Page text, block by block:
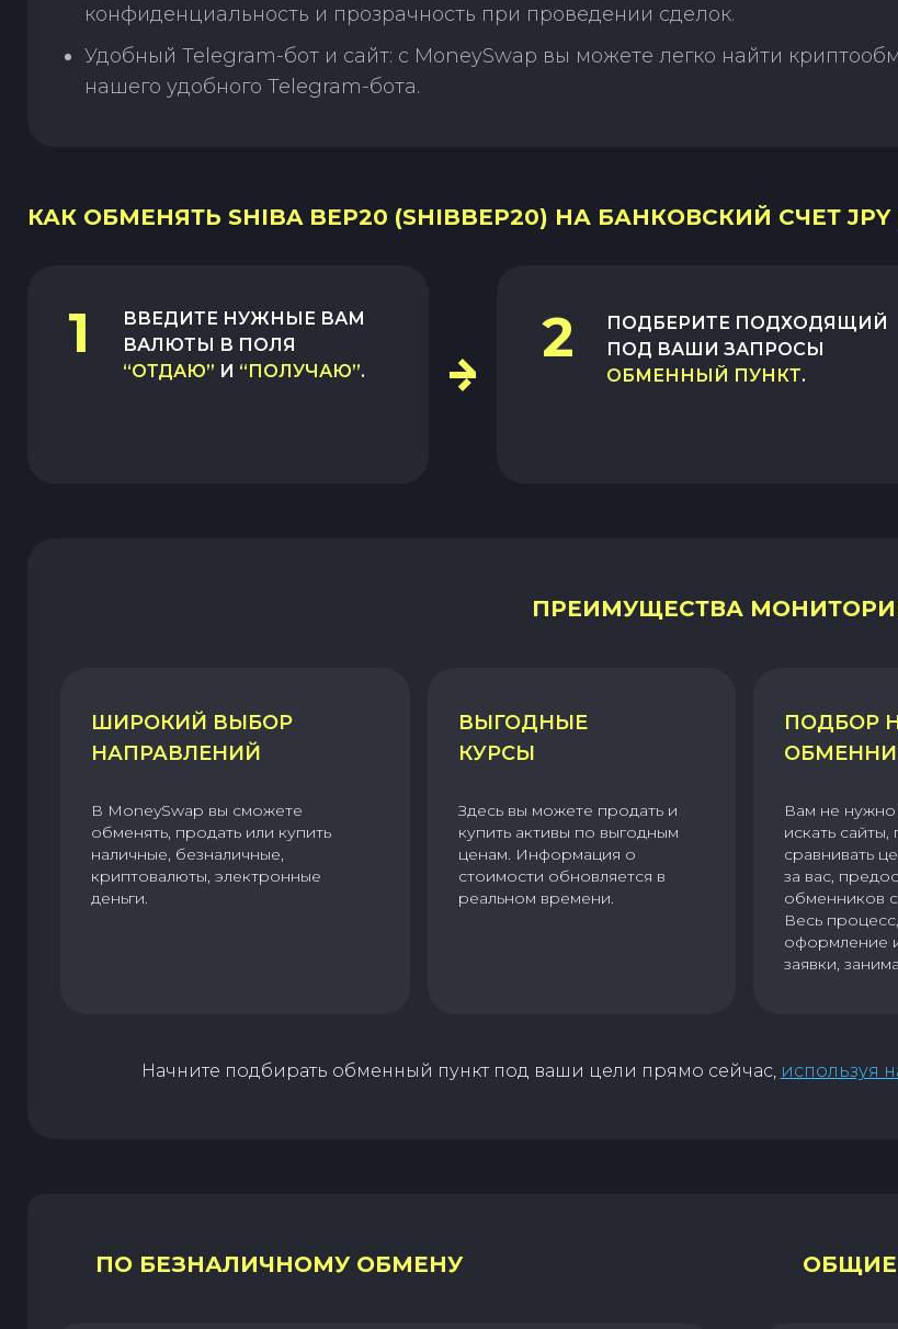
конфиденциальность и прозрачность при проведении сделок.
Удобный Telegram-бот и сайт: с MoneySwap вы можете легко найти
нашего удобного Telegram-бота.
КАК ОБМЕНЯТЬ SHIBA BEP20 (SHIBBEP20) НА БАНКОВСКИЙ СЧЕТ JPY
1
ВВЕДИТЕ НУЖНЫЕ ВАМ
ВАЛЮТЫ В ПОЛЯ
“ОТДАЮ” И “ПОЛУЧАЮ”.
2
ПОДБЕРИТЕ ПОДХОДЯЩИЙ
ПОД ВАШИ ЗАПРОСЫ
ОБМЕННЫЙ ПУНКТ.
ПРЕИМУЩЕСТВА
ШИРОКИЙ ВЫБОР
НАПРАВЛЕНИЙ
В MoneySwap вы сможете
обменять, продать или купить
наличные, безналичные,
криптовалюты, электронные
деньги.
ВЫГОДНЫЕ
КУРСЫ
Здесь вы можете продать и
купить активы по выгодным
ценам. Информация о
стоимости обновляется в
реальном времени.
ПОДБОР
Вам не нужно
искать
сравнивать
за вас,
обменников
Весь
оформление
заявки,
Начните подбирать обменный пункт под ваши цели прямо сейчас, используя
ПО БЕЗНАЛИЧНОМУ ОБМЕНУ